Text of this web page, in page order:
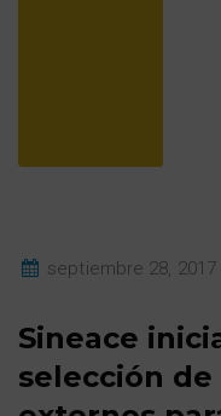
septiembre 28, 2017
Sineace
selección